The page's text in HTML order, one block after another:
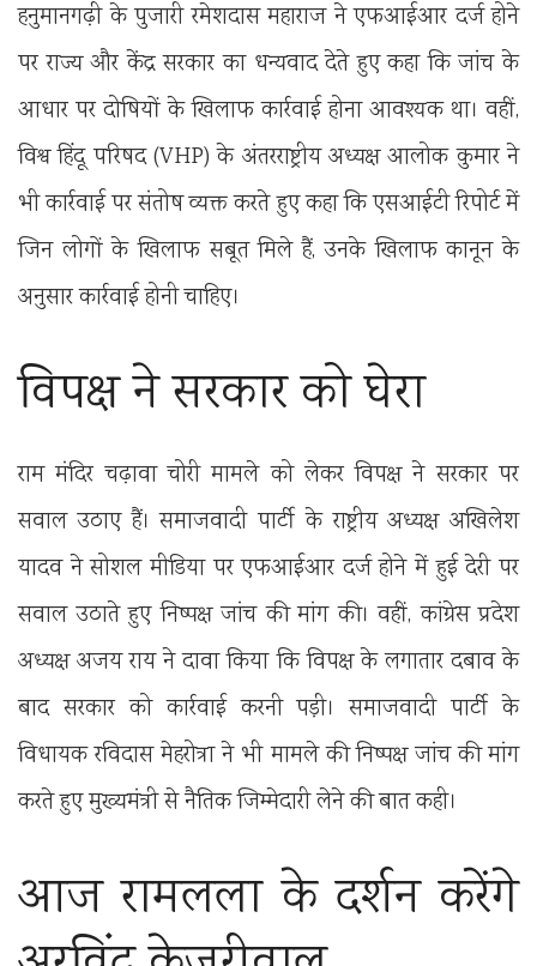
हनुमानगढ़ी के पुजारी रमेशदास महाराज ने एफआईआर दर्ज होने
पर राज्य और केंद्र सरकार का धन्यवाद देते हुए कहा कि जांच के
आधार पर दोषियों के खिलाफ कार्रवाई होना आवश्यक था। वहीं,
विश्व हिंदू परिषद (VHP) के अंतरराष्ट्रीय अध्यक्ष आलोक कुमार ने
भी कार्रवाई पर संतोष व्यक्त करते हुए कहा कि एसआईटी रिपोर्ट में
जिन लोगों के खिलाफ सबूत मिले हैं, उनके खिलाफ कानून के
अनुसार कार्रवाई होनी चाहिए।
विपक्ष ने सरकार को घेरा
राम मंदिर चढ़ावा चोरी मामले को लेकर विपक्ष ने सरकार पर
सवाल उठाए हैं। समाजवादी पार्टी के राष्ट्रीय अध्यक्ष अखिलेश
यादव ने सोशल मीडिया पर एफआईआर दर्ज होने में हुई देरी पर
सवाल उठाते हुए निष्पक्ष जांच की मांग की। वहीं, कांग्रेस प्रदेश
अध्यक्ष अजय राय ने दावा किया कि विपक्ष के लगातार दबाव के
बाद सरकार को कार्रवाई करनी पड़ी। समाजवादी पार्टी के
विधायक रविदास मेहरोत्रा ने भी मामले की निष्पक्ष जांच की मांग
करते हुए मुख्यमंत्री से नैतिक जिम्मेदारी लेने की बात कही।
आज रामलला के दर्शन करेंगे